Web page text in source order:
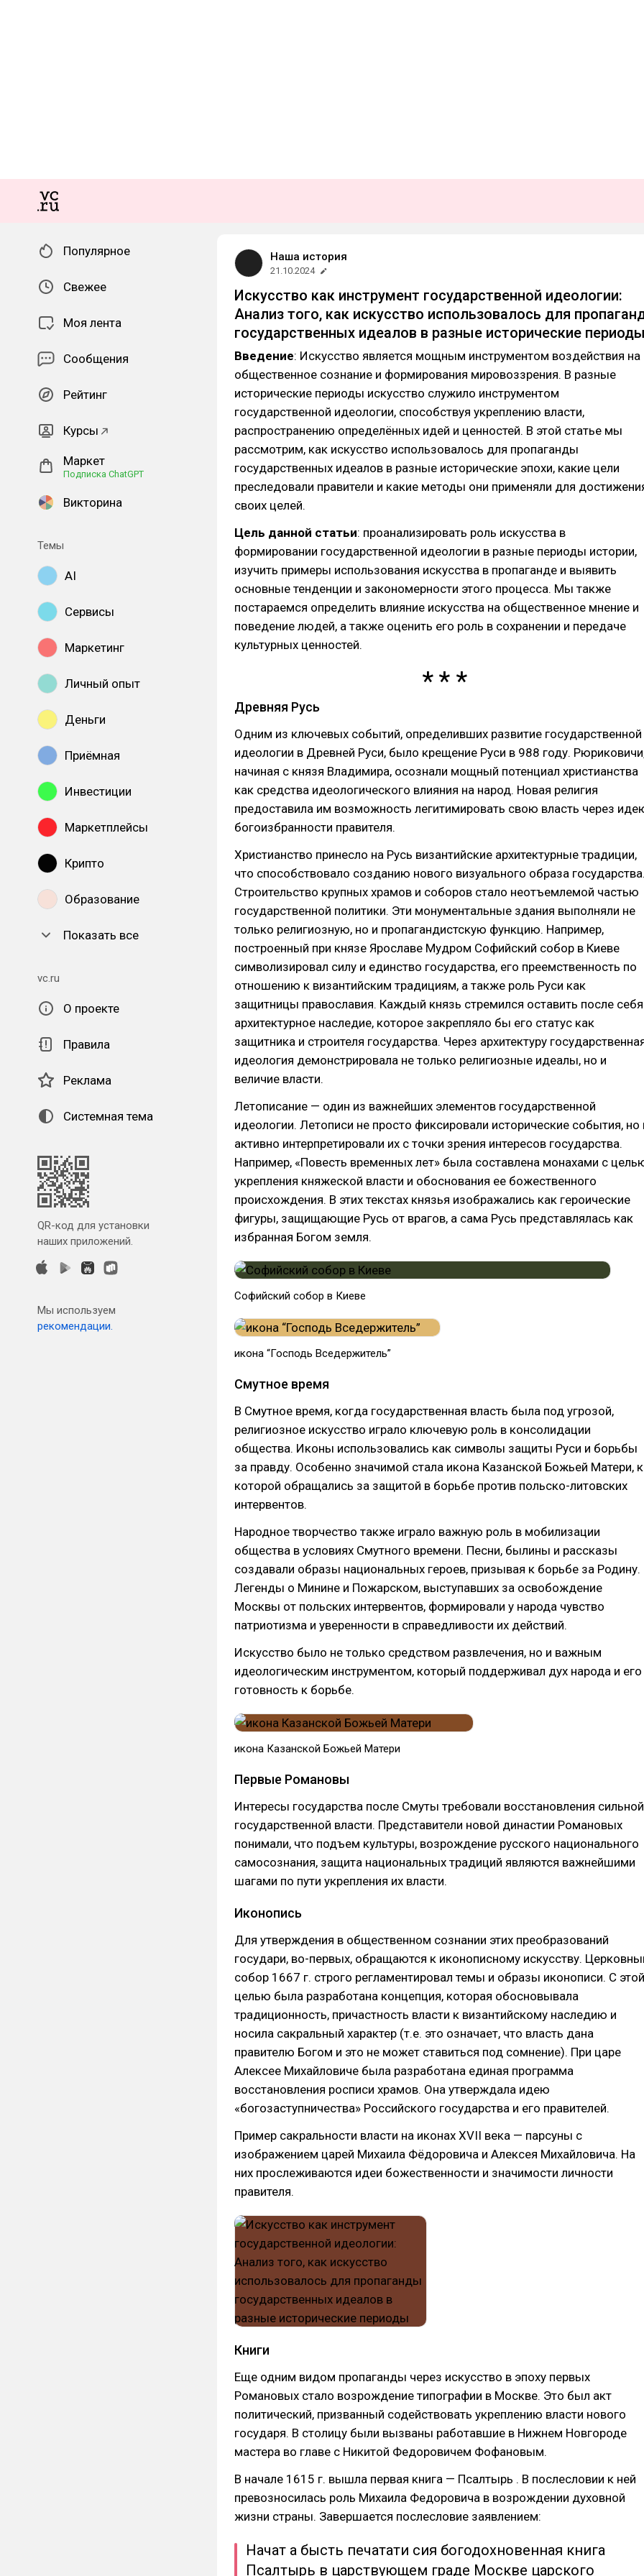
Популярное
Свежее
Моя лента
Сообщения
Рейтинг
Курсы
Маркет
Подписка ChatGPT
Викторина
Темы
AI
Сервисы
Маркетинг
Личный опыт
Деньги
Приёмная
Инвестиции
Маркетплейсы
Крипто
Образование
Показать все
vc.ru
О проекте
Правила
Реклама
Системная тема
QR-код для установки
наших приложений.
Мы используем
рекомендации.
Наша история
21.10.2024
Искусство как инструмент государственной идеологии:
Анализ того, как искусство использовалось для
государственных идеалов в разные исторические
Введение: Искусство является мощным инструментом воздействия на
общественное сознание и формирования мировоззрения. В разные
исторические периоды искусство служило инструментом
государственной идеологии, способствуя укреплению власти,
распространению определённых идей и ценностей. В этой статье мы
рассмотрим, как искусство использовалось для пропаганды
государственных идеалов в разные исторические эпохи, какие цели
преследовали правители и какие методы они применяли для
своих целей.
Цель данной статьи: проанализировать роль искусства в
формировании государственной идеологии в разные периоды истории,
изучить примеры использования искусства в пропаганде и выявить
основные тенденции и закономерности этого процесса. Мы также
постараемся определить влияние искусства на общественное мнение и
поведение людей, а также оценить его роль в сохранении и передаче
культурных ценностей.
Древняя Русь
Одним из ключевых событий, определивших развитие государственной
идеологии в Древней Руси, было крещение Руси в 988 году.
начиная с князя Владимира, осознали мощный потенциал христианства
как средства идеологического влияния на народ. Новая религия
предоставила им возможность легитимировать свою власть через
богоизбранности правителя.
Христианство принесло на Русь византийские архитектурные традиции,
что способствовало созданию нового визуального образа
Строительство крупных храмов и соборов стало неотъемлемой частью
государственной политики. Эти монументальные здания выполняли не
только религиозную, но и пропагандистскую функцию. Например,
построенный при князе Ярославе Мудром Софийский собор в Киеве
символизировал силу и единство государства, его преемственность по
отношению к византийским традициям, а также роль Руси как
защитницы православия. Каждый князь стремился оставить после себя
архитектурное наследие, которое закрепляло бы его статус как
защитника и строителя государства. Через архитектуру
идеология демонстрировала не только религиозные идеалы, но и
величие власти.
Летописание — один из важнейших элементов государственной
идеологии. Летописи не просто фиксировали исторические события, но
активно интерпретировали их с точки зрения интересов государства.
Например, «Повесть временных лет» была составлена монахами с
укрепления княжеской власти и обоснования ее божественного
происхождения. В этих текстах князья изображались как героические
фигуры, защищающие Русь от врагов, а сама Русь представлялась как
избранная Богом земля.
Софийский собор в Киеве
икона “Господь Вседержитель”
Смутное время
В Смутное время, когда государственная власть была под угрозой,
религиозное искусство играло ключевую роль в консолидации
общества. Иконы использовались как символы защиты Руси и борьбы
за правду. Особенно значимой стала икона Казанской Божьей Матери, к
которой обращались за защитой в борьбе против польско-литовских
интервентов.
Народное творчество также играло важную роль в мобилизации
общества в условиях Смутного времени. Песни, былины и рассказы
создавали образы национальных героев, призывая к борьбе за Родину.
Легенды о Минине и Пожарском, выступавших за освобождение
Москвы от польских интервентов, формировали у народа чувство
патриотизма и уверенности в справедливости их действий.
Искусство было не только средством развлечения, но и важным
идеологическим инструментом, который поддерживал дух народа и его
готовность к борьбе.
икона Казанской Божьей Матери
Первые Романовы
Интересы государства после Смуты требовали восстановления сильной
государственной власти. Представители новой династии Романовых
понимали, что подъем культуры, возрождение русского национального
самосознания, защита национальных традиций являются важнейшими
шагами по пути укрепления их власти.
Иконопись
Для утверждения в общественном сознании этих преобразований
государи, во-первых, обращаются к иконописному искусству.
собор 1667 г. строго регламентировал темы и образы иконописи. С этой
целью была разработана концепция, которая обосновывала
традиционность, причастность власти к византийскому наследию и
носила сакральный характер (т.е. это означает, что власть дана
правителю Богом и это не может ставиться под сомнение). При царе
Алексее Михайловиче была разработана единая программа
восстановления росписи храмов. Она утверждала идею
«богозаступничества» Российского государства и его правителей.
Пример сакральности власти на иконах XVII века — парсуны с
изображением царей Михаила Фёдоровича и Алексея Михайловича. На
них прослеживаются идеи божественности и значимости личности
правителя.
Книги
Еще одним видом пропаганды через искусство в эпоху первых
Романовых стало возрождение типографии в Москве. Это был акт
политический, призванный содействовать укреплению власти нового
государя. В столицу были вызваны работавшие в Нижнем Новгороде
мастера во главе с Никитой Федоровичем Фофановым.
В начале 1615 г. вышла первая книга — Псалтырь . В послесловии к ней
превозносилась роль Михаила Федоровича в возрождении духовной
жизни страны. Завершается послесловие заявлением:
Начат а бысть печатати сия богодохновенная книга
Псалтырь в царствующем граде Москве царского